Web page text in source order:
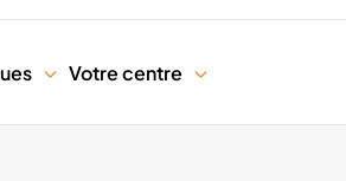
Votre centre